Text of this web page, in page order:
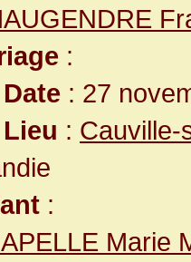
:
Date : 27
Lieu : Cauville-
:
Marie